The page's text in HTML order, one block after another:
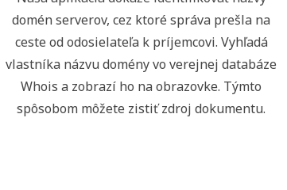
domén serverov, cez ktoré správa prešla na
ceste od odosielateľa k príjemcovi. Vyhľadá
vlastníka názvu domény vo verejnej databáze
Whois a zobrazí ho na obrazovke. Týmto
spôsobom môžete zistiť zdroj dokumentu.